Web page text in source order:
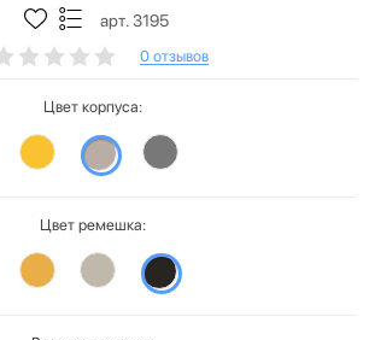
арт. 3195
0 отзывов
Цвет корпуса:
Цвет ремешка: